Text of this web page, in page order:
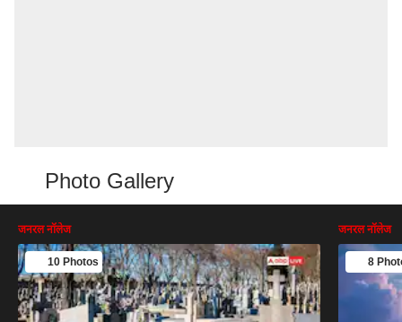
Photo Gallery
जनरल नॉलेज
10 Photos
जनरल नॉलेज
8